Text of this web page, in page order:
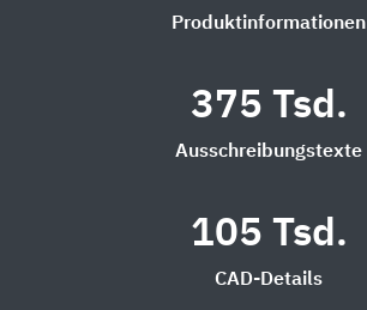
Produktinformationen
375 Tsd.
Ausschreibungstexte
105 Tsd.
CAD-Details